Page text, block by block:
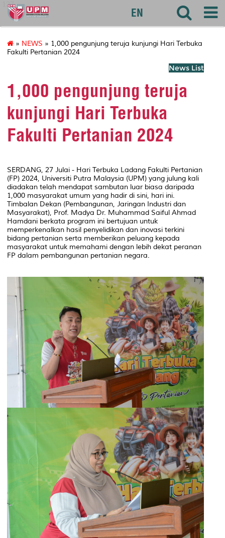
127
EN
» NEWS » 1,000 pengunjung teruja kunjungi Hari Terbuka
Fakulti Pertanian 2024
News List
1,000 pengunjung teruja
kunjungi Hari Terbuka
Fakulti Pertanian 2024
SERDANG, 27 Julai - Hari Terbuka Ladang Fakulti Pertanian
(FP) 2024, Universiti Putra Malaysia (UPM) yang julung kali
diadakan telah mendapat sambutan luar biasa daripada
1,000 masyarakat umum yang hadir di sini, hari ini.
Timbalan Dekan (Pembangunan, Jaringan Industri dan
Masyarakat), Prof. Madya Dr. Muhammad Saiful Ahmad
Hamdani berkata program ini bertujuan untuk
memperkenalkan hasil penyelidikan dan inovasi terkini
bidang pertanian serta memberikan peluang kepada
masyarakat untuk memahami dengan lebih dekat peranan
FP dalam pembangunan pertanian negara.